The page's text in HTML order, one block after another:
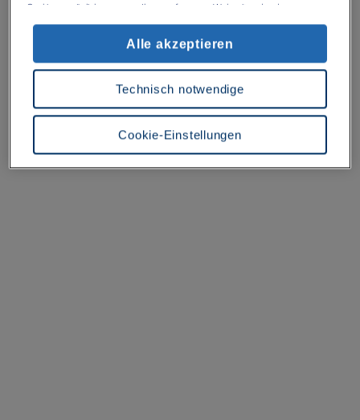
Spezielle Angebote
unserer Agentur in
Groß-Gerau
Cookies ermöglichen es uns, Ihnen auf unserer Webseite oder den
akzeptieren' erlauben Sie uns die Datenverarbeitung durch sämtliche dieser
Cookies durch uns oder unsere technologischen Partner, ggf. auch zu eigenen
Google Analytics) kann es zu einer Datenübermittlung in Länder kommen, die
besteht dort das Risiko, dass Behörden die Daten nutzen und analysieren
sowie Ihre Betroffenenrechte nicht durchgesetzt werden können- Ihre
Einwilligung können Sie jederzeit über die Cookie Einstellungen mit Wirkung
für die Zukunft widerrufen. Weitere Informationen zu Cookies und der
Widerrufsmöglichkeit finden Sie unter den folgenden Links Datenschutz
Cookie-Einstellungen
Technisch notwendige
Alle akzeptieren